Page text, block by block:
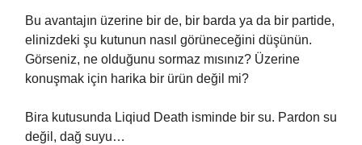
Bu avantajın üzerine bir de, bir barda ya da bir partide,
elinizdeki şu kutunun nasıl görüneceğini düşünün.
Görseniz, ne olduğunu sormaz mısınız? Üzerine
konuşmak için harika bir ürün değil mi?
Bira kutusunda Liqiud Death isminde bir su. Pardon su
değil, dağ suyu…